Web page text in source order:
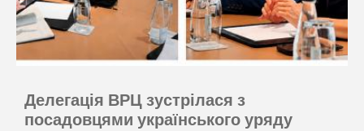
Делегація ВРЦ зустрілася з
посадовцями українського уряду